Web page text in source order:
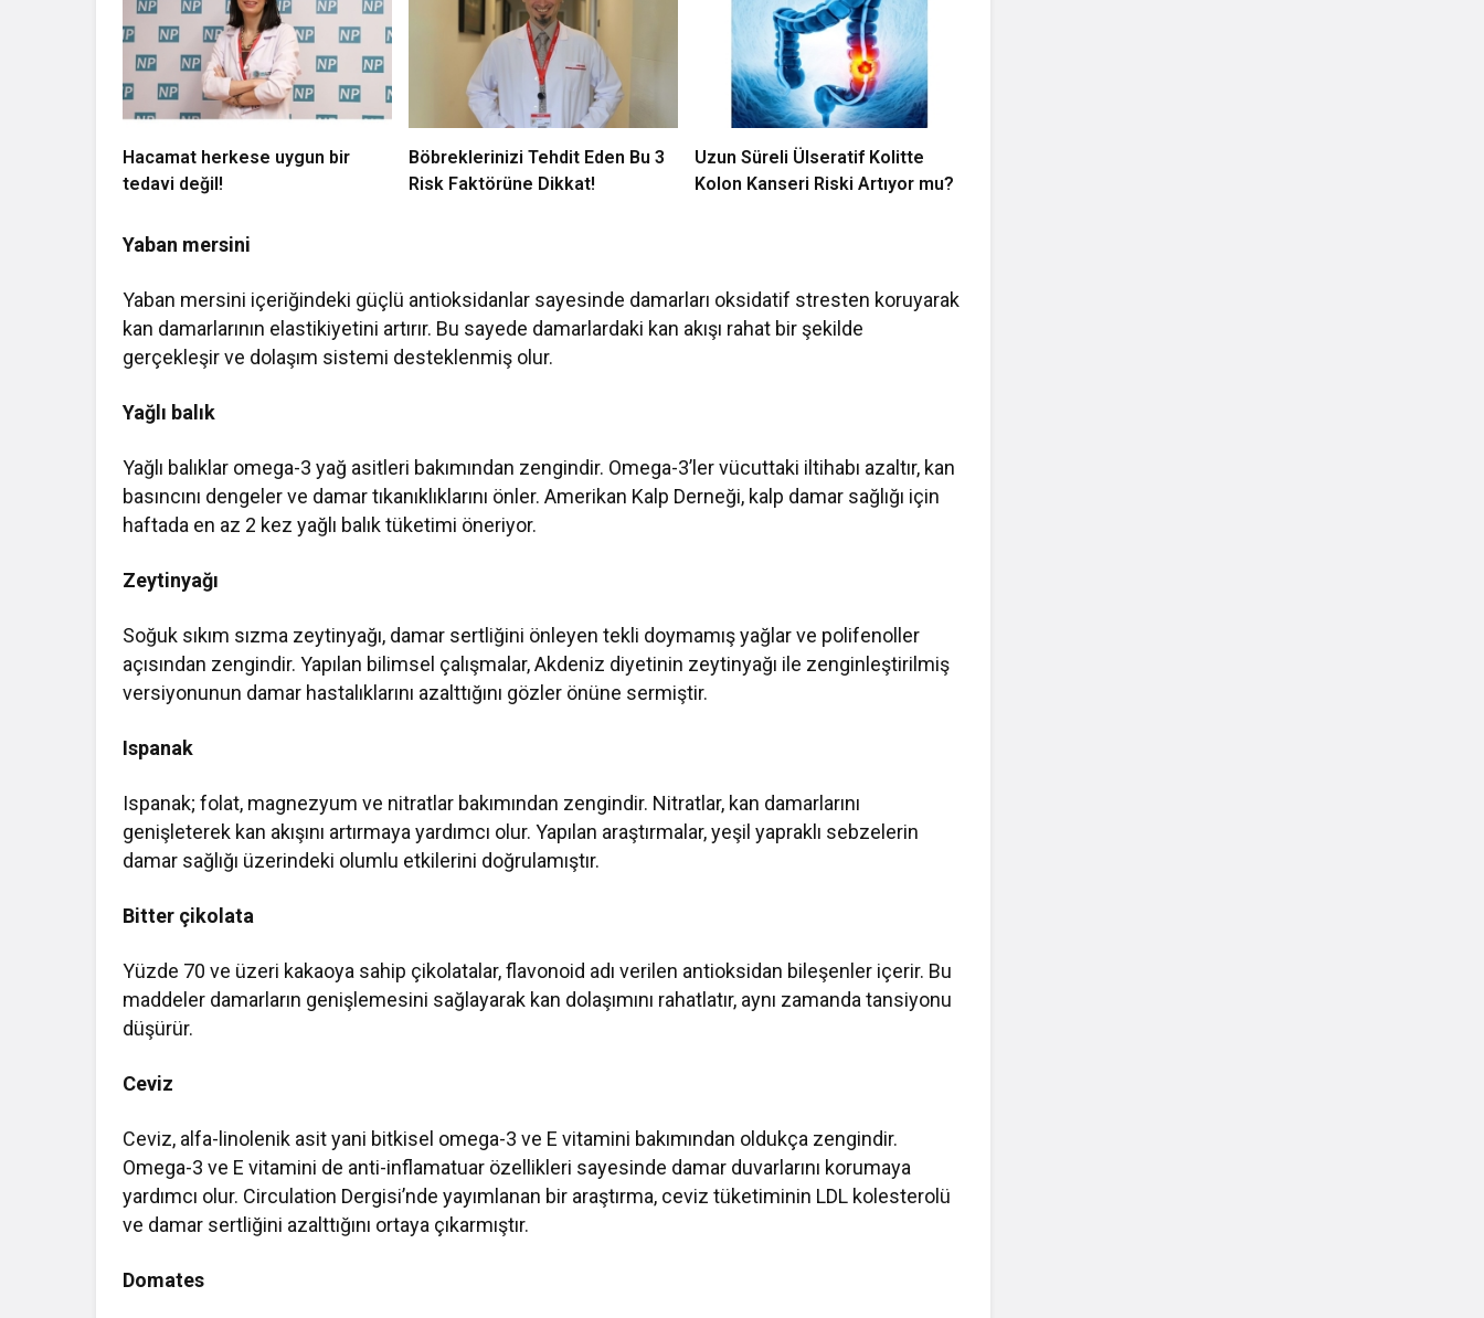
Hacamat herkese uygun bir
tedavi değil!
Böbreklerinizi Tehdit Eden Bu 3
Risk Faktörüne Dikkat!
Uzun Süreli Ülseratif Kolitte
Kolon Kanseri Riski Artıyor mu?
Yaban mersini
Yaban mersini içeriğindeki güçlü antioksidanlar sayesinde damarları oksidatif stresten koruyarak
kan damarlarının elastikiyetini artırır. Bu sayede damarlardaki kan akışı rahat bir şekilde
gerçekleşir ve dolaşım sistemi desteklenmiş olur.
Yağlı balık
Yağlı balıklar omega-3 yağ asitleri bakımından zengindir. Omega-3’ler vücuttaki iltihabı azaltır, kan
basıncını dengeler ve damar tıkanıklıklarını önler. Amerikan Kalp Derneği, kalp damar sağlığı için
haftada en az 2 kez yağlı balık tüketimi öneriyor.
Zeytinyağı
Soğuk sıkım sızma zeytinyağı, damar sertliğini önleyen tekli doymamış yağlar ve polifenoller
açısından zengindir. Yapılan bilimsel çalışmalar, Akdeniz diyetinin zeytinyağı ile zenginleştirilmiş
versiyonunun damar hastalıklarını azalttığını gözler önüne sermiştir.
Ispanak
Ispanak; folat, magnezyum ve nitratlar bakımından zengindir. Nitratlar, kan damarlarını
genişleterek kan akışını artırmaya yardımcı olur. Yapılan araştırmalar, yeşil yapraklı sebzelerin
damar sağlığı üzerindeki olumlu etkilerini doğrulamıştır.
Bitter çikolata
Yüzde 70 ve üzeri kakaoya sahip çikolatalar, flavonoid adı verilen antioksidan bileşenler içerir. Bu
maddeler damarların genişlemesini sağlayarak kan dolaşımını rahatlatır, aynı zamanda tansiyonu
düşürür.
Ceviz
Ceviz, alfa-linolenik asit yani bitkisel omega-3 ve E vitamini bakımından oldukça zengindir.
Omega-3 ve E vitamini de anti-inflamatuar özellikleri sayesinde damar duvarlarını korumaya
yardımcı olur. Circulation Dergisi’nde yayımlanan bir araştırma, ceviz tüketiminin LDL kolesterolü
ve damar sertliğini azalttığını ortaya çıkarmıştır.
Domates